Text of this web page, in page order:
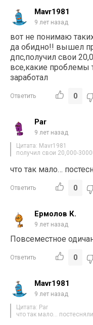
Mavr1981
9 лет назад
вот не понимаю
да обидно!! вышел
дпс,получил свои
все,какие проблемы
заработал
Ответить 0
Par
9 лет назад
Цитата: Mavr1981
получил свои 20,000-
что так мало…
Ответить 0
Ермолов К.
9 лет назад
Повсеместное
Ответить 0
Mavr1981
9 лет назад
Цитата: Par
что так мало…